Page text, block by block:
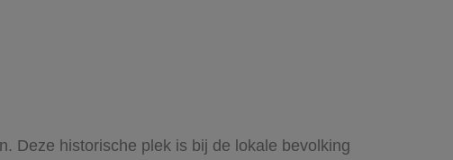
Deze historische plek is bij de lokale bevolking